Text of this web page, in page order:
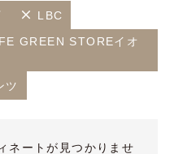
LBC
GREEN STOREイオ
ツ
ネートが見つかりませ